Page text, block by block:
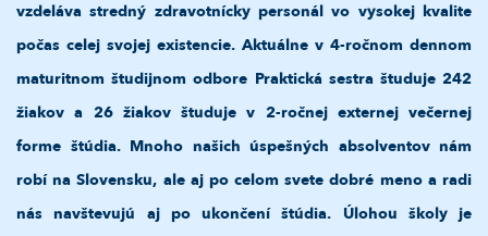
vzdeláva stredný zdravotnícky personál vo vysokej kvalite
počas celej svojej existencie. Aktuálne v 4-ročnom dennom
maturitnom študijnom odbore Praktická sestra študuje 242
žiakov a 26 žiakov študuje v 2-ročnej externej večernej
forme štúdia. Mnoho našich úspešných absolventov nám
robí na Slovensku, ale aj po celom svete dobré meno a radi
nás navštevujú aj po ukončení štúdia. Úlohou školy je